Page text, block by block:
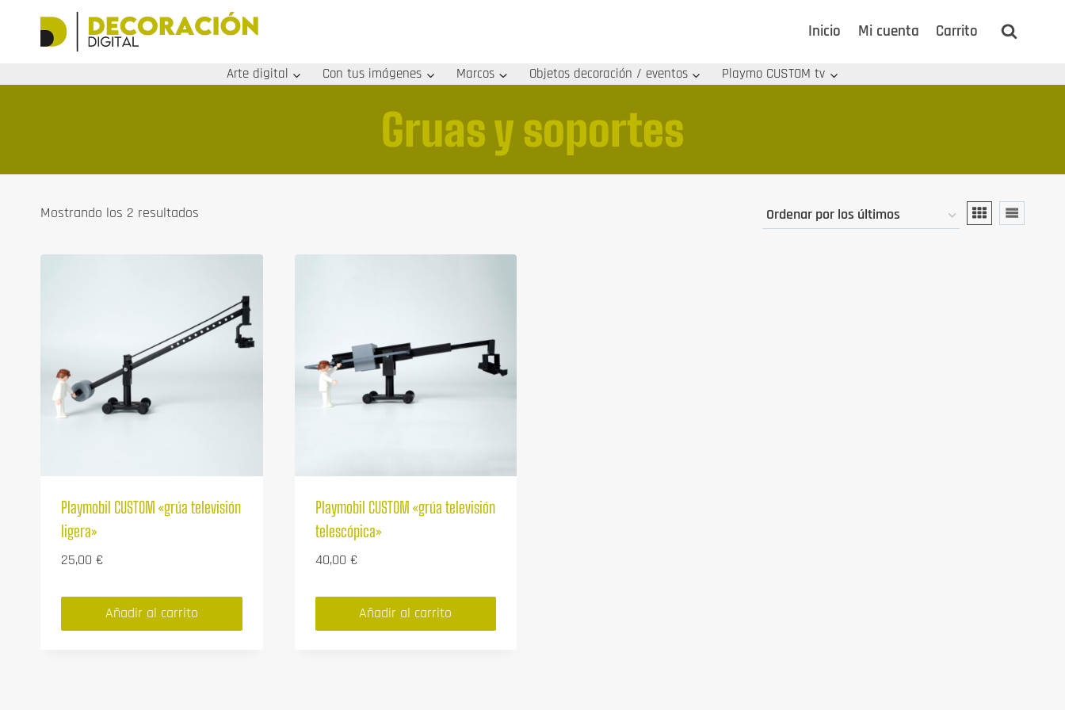
Inicio Mi cuenta Carrito
Arte digital Con tus imágenes Marcos Objetos decoración / eventos Playmo CUSTOM tv
Gruas y soportes
Mostrando los 2 resultados
los
Playmobil CUSTOM «grúa televisión
ligera»
25,00 €
Añadir al carrito
Playmobil CUSTOM «grúa televisión
telescópica»
40,00 €
Añadir al carrito